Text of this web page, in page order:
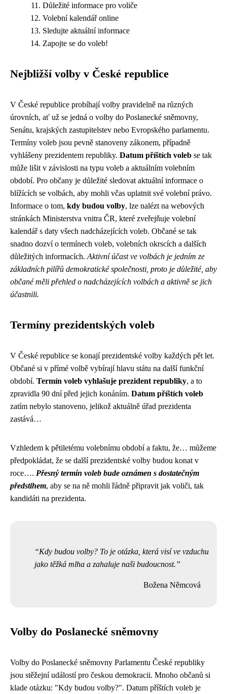
Důležité informace pro voliče
Volební kalendář online
Sledujte aktuální informace
Zapojte se do voleb!
Nejbližší volby v České republice
V České republice probíhají volby pravidelně na různých
úrovních, ať už se jedná o volby do Poslanecké sněmovny,
Senátu, krajských zastupitelstev nebo Evropského parlamentu.
Termíny voleb jsou pevně stanoveny zákonem, případně
vyhlášeny prezidentem republiky. Datum příštích voleb se tak
může lišit v závislosti na typu voleb a aktuálním volebním
období. Pro občany je důležité sledovat aktuální informace o
blížících se volbách, aby mohli včas uplatnit své volební právo.
Informace o tom, kdy budou volby, lze nalézt na webových
stránkách Ministerstva vnitra ČR, které zveřejňuje volební
kalendář s daty všech nadcházejících voleb. Občané se tak
snadno dozví o termínech voleb, volebních okrscích a dalších
důležitých informacích. Aktivní účast ve volbách je jedním ze
základních pilířů demokratické společnosti, proto je důležité, aby
občané měli přehled o nadcházejících volbách a aktivně se jich
účastnili.
Termíny prezidentských voleb
V České republice se konají prezidentské volby každých pět let.
Občané si v přímé volbě vybírají hlavu státu na další funkční
období. Termín voleb vyhlašuje prezident republiky, a to
zpravidla 90 dní před jejich konáním. Datum příštích voleb
zatím nebylo stanoveno, jelikož aktuálně úřad prezidenta
zastává…
Vzhledem k pětiletému volebnímu období a faktu, že… můžeme
předpokládat, že se další prezidentské volby budou konat v
roce…. Přesný termín voleb bude oznámen s dostatečným
předstihem, aby se na ně mohli řádně připravit jak voliči, tak
kandidáti na prezidenta.
Kdy budou volby? To je otázka, která visí ve vzduchu
jako těžká mlha a zahaluje naši budoucnost.
Božena Němcová
Volby do Poslanecké sněmovny
Volby do Poslanecké sněmovny Parlamentu České republiky
jsou stěžejní událostí pro českou demokracii. Mnoho občanů si
klade otázku: "Kdy budou volby?". Datum příštích voleb je